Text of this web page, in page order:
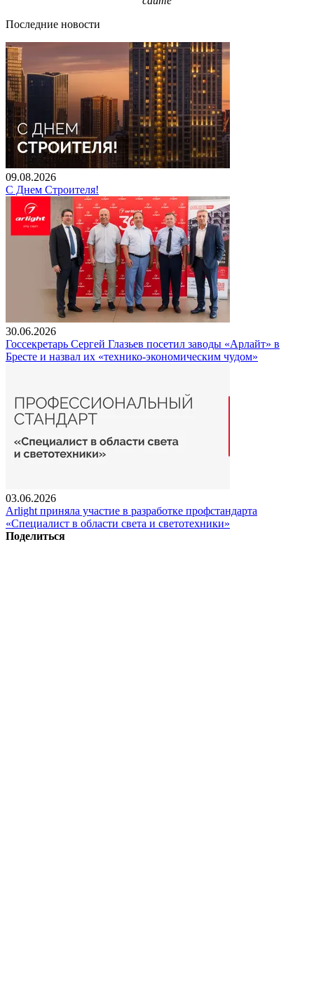
Последние новости
09.08.2026
С Днем Строителя!
30.06.2026
Госсекретарь Сергей Глазьев посетил заводы «Арлайт» в
Бресте и назвал их «технико-экономическим чудом»
03.06.2026
Arlight приняла участие в разработке профстандарта
«Специалист в области света и светотехники»
Поделиться